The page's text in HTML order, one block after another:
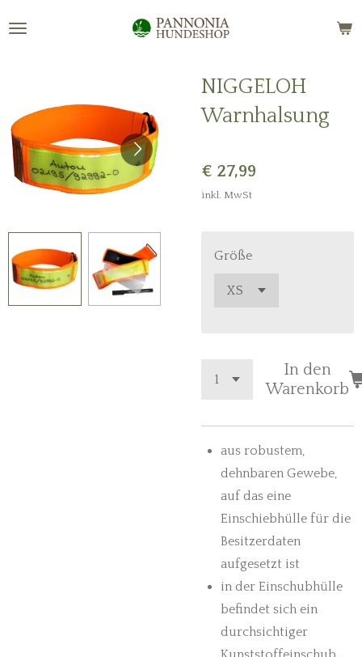
NIGGELOH
Warnhalsung
€ 27,99
inkl. MwSt
Größe
In den
Warenkorb
aus robustem,
dehnbaren Gewebe,
auf das eine
Einschiebhülle für die
Besitzerdaten
aufgesetzt ist
in der Einschubhülle
befindet sich ein
durchsichtiger